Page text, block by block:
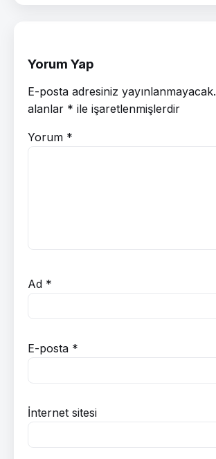
Yorum Yap
E-posta adresiniz yayınlanmayacak.
alanlar * ile işaretlenmişlerdir
Yorum *
Ad *
E-posta *
İnternet sitesi